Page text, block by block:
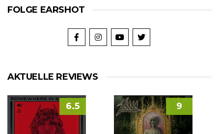
FOLGE EARSHOT
AKTUELLE REVIEWS
6.5 9